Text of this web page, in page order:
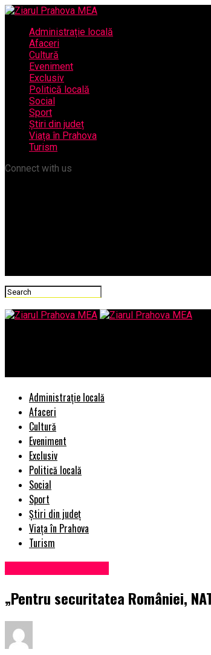
Administrație locală
Afaceri
Cultură
Eveniment
Exclusiv
Politică locală
Social
Sport
Știri din județ
Viața în Prahova
Turism
Connect with us
Administrație locală
Afaceri
Cultură
Eveniment
Exclusiv
Politică locală
Social
Sport
Știri din județ
Viața în Prahova
Turism
„Pentru securitatea României,